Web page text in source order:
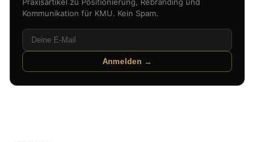
Kommunikation für KMU. Kein Spam.
Anmelden →